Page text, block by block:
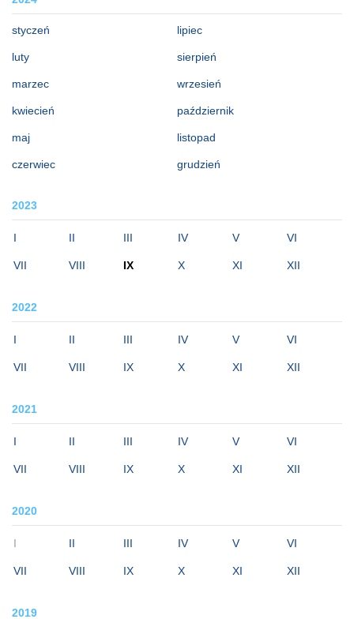
styczeń
luty
marzec
kwiecień
maj
czerwiec
lipiec
sierpień
wrzesień
październik
listopad
grudzień
2023
I II III IV V VI
VII VIII IX X XI XII
2022
I II III IV V VI
VII VIII IX X XI XII
2021
I II III IV V VI
VII VIII IX X XI XII
2020
I II III IV V VI
VII VIII IX X XI XII
2019